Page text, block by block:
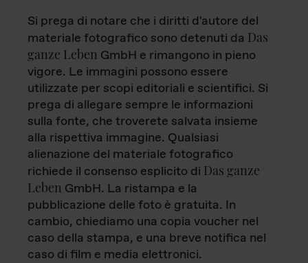
Si prega di notare che i diritti d'autore del
materiale fotografico sono detenuti da Das
ganze Leben GmbH e rimangono in pieno
vigore. Le immagini possono essere
utilizzate per scopi editoriali e scientifici. Si
prega di allegare sempre le informazioni
sulla fonte, che troverete salvata insieme
alla rispettiva immagine. Qualsiasi
alienazione del materiale fotografico
richiede il consenso esplicito di Das ganze
Leben GmbH. La ristampa e la
pubblicazione delle foto è gratuita. In
cambio, chiediamo una copia voucher nel
caso della stampa, e una breve notifica nel
caso di film e media elettronici.